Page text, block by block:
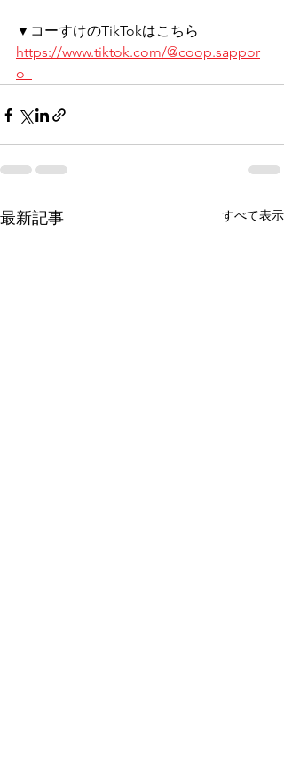
▼コーすけのTikTokはこちら
https://www.tiktok.com/@coop.sappor
o_
最新記事 すべて表示